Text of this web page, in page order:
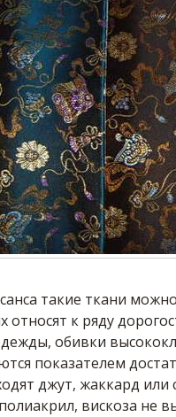
такие ткани
относят к ряду
обивки
показателем
джут, жаккард или
вискоза не